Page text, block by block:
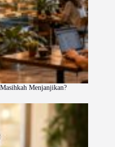
Menjanjikan?